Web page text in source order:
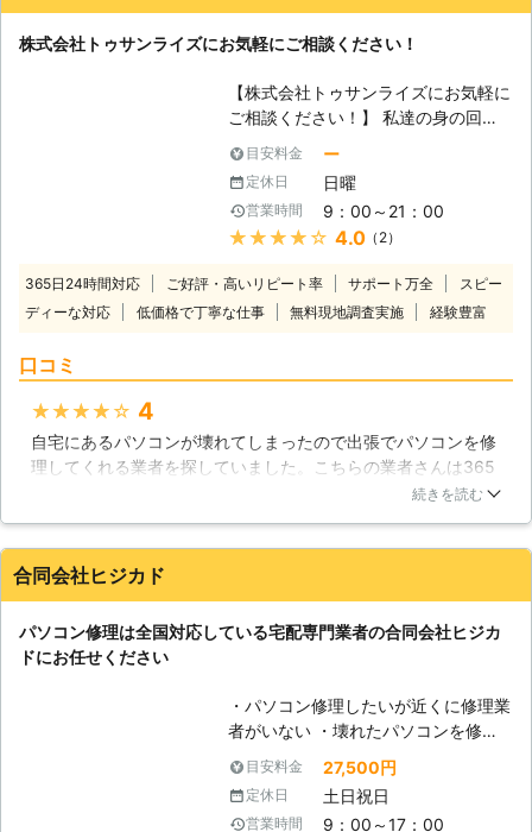
障してしまうことでデータが失われて
しまったり、パソコンが起動しなくな
るトラブルが起きてしまいますので、
衝撃を与えないように扱う必要があり
ます。また、ハードディスクはウイル
スや人為的ミスで倫理障害を受けてし
まう場合もあります。もし、パソコン
を起動するときに異音が聞こえて来た
り、起動しなくなってしまったという
ますのですぐに弊社までご相談くださ
い。弊社では液晶不良や起動不良も対
よりも低価格なサービスでパソコンの
きますので、不具合が見られましたら
一度ご連絡ください。また、お見積り
も無料で承っております。
大阪府 大阪市西区 2016年11月30日
株式会社トゥサンライズにお気軽にご相談ください！
【株式会社トゥサンライズにお気軽に
ご相談ください！】 私達の身の回り
では沢山のパソコンが使われていま
す。最初は計算機としての用途が主で
したが、現在ではそれにとどまらず、
様々な役割が与えられています。例え
ば、動画プレーヤーや音楽プレーヤー
のとして使われたり、あるいは写真や
絵など様々なデータを保管しておくス
動しなくなる場合があります。トラブ
ルの原因を突き止めることは大変難し
いものですが、株式会社トゥサンライ
理の他に、現場に急行して対応するこ
ら、私達がその場に急行することで、
いち早く解決に向かえるのならそれが
一番です。お困りの方の不安と不自由
な状態をいち早く開放するのも、私達
の役割だと考えています。
目安料金 ー
定休日 日曜
営業時間 9：00～21：00
★★★★★ 4.0（2）
365日24時間対応 ご好評・高いリピート率 サポート万全
スピー
ディーな対応
低価格で丁寧な仕事 無料現地調査実施 経験豊富
口コミ
★★★★★ 4
自宅にあるパソコンが壊れてしまったので出張でパソコンを修
理してくれる業者を探していました。こちらの業者さんは365
日24時間対応してくれるということやサポートが万全というこ
から対応までわりと気持ちのいい人で説明も分かりやすくて良
かったと思います。パソコンも無事に直ったのでとても感謝し
神奈川県 横須賀市
続きを読む
合同会社ヒジカド
パソコン修理は全国対応している宅配専門業者の合同会社ヒジカ
ドにお任せください
・パソコン修理したいが近くに修理業
者がいない ・壊れたパソコンを修理
してほしいが店舗へもっていくのが面
倒くさい ・会社で使用中のパソコン
がいくつか調子が悪いのでみてほしい
目安料金 27,500円
定休日 土日祝日
営業時間 9：00～17：00